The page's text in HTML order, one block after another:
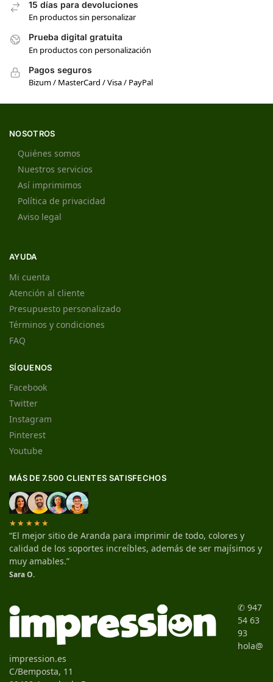
15 días para devoluciones
En productos sin personalizar
Prueba digital gratuita
En productos con personalización
Pagos seguros
Bizum / MasterCard / Visa / PayPal
NOSOTROS
Quiénes somos
Nuestros servicios
Así imprimimos
Política de privacidad
Aviso legal
AYUDA
Mi cuenta
Atención al cliente
Presupuesto personalizado
Términos y condiciones
FAQ
SÍGUENOS
Facebook
Twitter
Instagram
Pinterest
Youtube
MÁS DE 7.500 CLIENTES SATISFECHOS
★★★★★
“El mejor sitio de Aranda para imprimir de todo, colores y
calidad de los soportes increíbles, además de ser majísimos y
muy amables.”
Sara O.
✆ 947
54 63
93
hola@
impression.es
C/Bemposta, 11